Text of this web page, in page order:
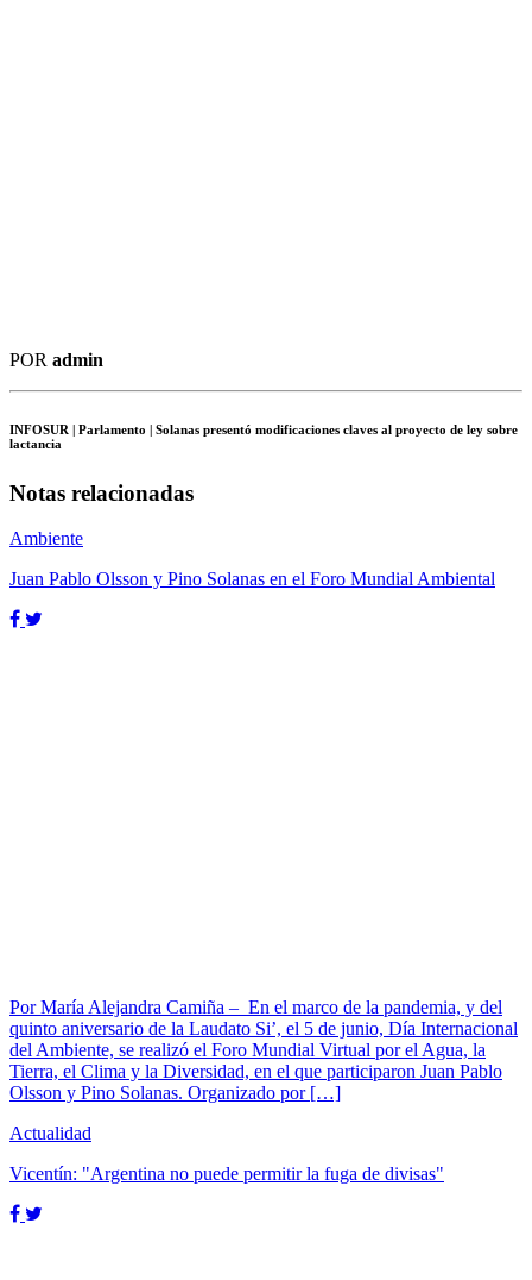
POR admin
INFOSUR | Parlamento | Solanas presentó modificaciones claves al proyecto de ley sobre
lactancia
Notas relacionadas
Ambiente
Juan Pablo Olsson y Pino Solanas en el Foro Mundial Ambiental
Por María Alejandra Camiña – En el marco de la pandemia, y del
quinto aniversario de la Laudato Si’, el 5 de junio, Día Internacional
del Ambiente, se realizó el Foro Mundial Virtual por el Agua, la
Tierra, el Clima y la Diversidad, en el que participaron Juan Pablo
Olsson y Pino Solanas. Organizado por […]
Actualidad
Vicentín: "Argentina no puede permitir la fuga de divisas"